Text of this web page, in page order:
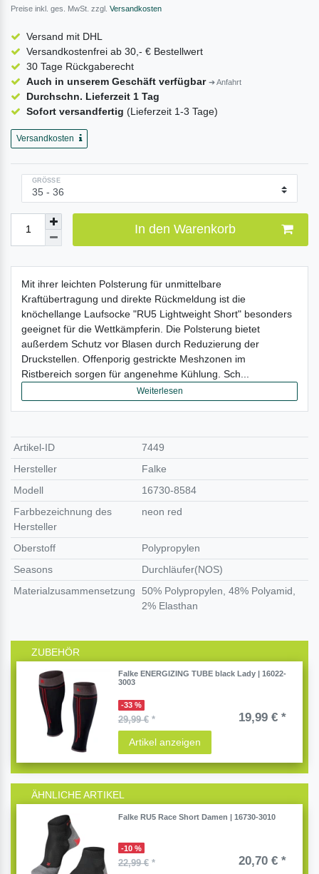
Preise inkl. ges. MwSt. zzgl. Versandkosten
Versand mit DHL
Versandkostenfrei ab 30,- € Bestellwert
30 Tage Rückgaberecht
Auch in unserem Geschäft verfügbar ➔ Anfahrt
Durchschn. Lieferzeit 1 Tag
Sofort versandfertig (Lieferzeit 1-3 Tage)
Versandkosten
GRÖSSE
In den Warenkorb
Mit ihrer leichten Polsterung für unmittelbare
Kraftübertragung und direkte Rückmeldung ist die
knöchellange Laufsocke "RU5 Lightweight Short" besonders
geeignet für die Wettkämpferin. Die Polsterung bietet
außerdem Schutz vor Blasen durch Reduzierung der
Druckstellen. Offenporig gestrickte Meshzonen im
Ristbereich sorgen für angenehme Kühlung. Sch...
Weiterlesen
Artikel-ID
7449
Hersteller
Falke
Modell
16730-8584
Farbbezeichnung des
Hersteller
neon red
Oberstoff
Polypropylen
Seasons
Durchläufer(NOS)
Materialzusammensetzung
50% Polypropylen, 48% Polyamid,
2% Elasthan
ZUBEHÖR
Falke ENERGIZING TUBE black Lady | 16022-
3003
-33 %
29,99 €* 19,99 € *
Artikel anzeigen
ÄHNLICHE ARTIKEL
Falke RU5 Race Short Damen | 16730-3010
-10 %
22,99 €* 20,70 € *